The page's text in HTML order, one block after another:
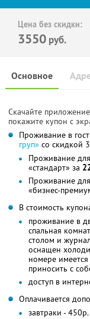
Цена без скидки:
3550 руб.
Основное
Скачайте
покажите купон с
Проживание в
груп» со скидкой
Проживание
«стандарт» за
Проживание
«бизнес-
В стоимость
проживание в
спальная
столом и
оснащен
номере
приносить с
доступ в
Оплачивается
завтраки -